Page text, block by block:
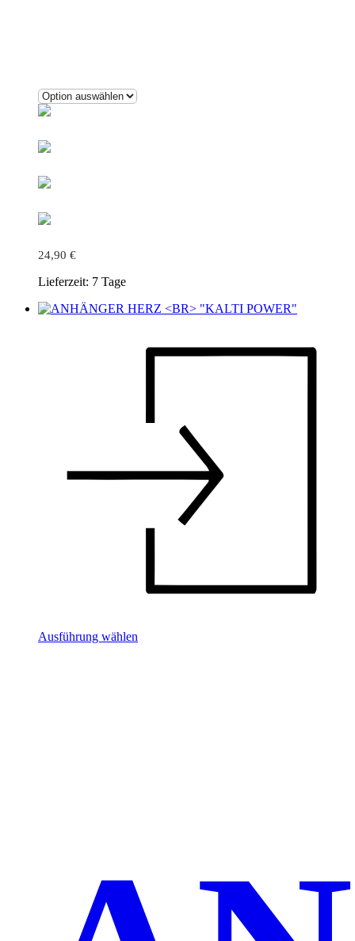
24,90 €
Lieferzeit: 7 Tage
Ausführung wählen